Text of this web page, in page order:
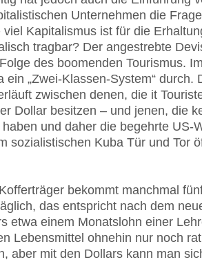
Unternehmen die Frage
Kapitalismus ist für die
tragbar? Der angestrebte
des boomenden Tourismus.
ein „Zwei-Klassen-System“ durch.
zwischen denen, die it
Dollar besitzen – und jenen, die
und daher die begehrte US-
sozialistischen Kuba Tür und Tor
bekommt manchmal
das entspricht nach dem
etwa einem Monatslohn einer
Lebensmittel ohnehin nur noch
aber mit den Dollars kann man